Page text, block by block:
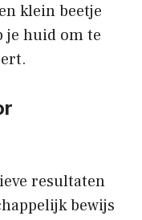
klein beetje
je huid om te
resultaten
bewijs